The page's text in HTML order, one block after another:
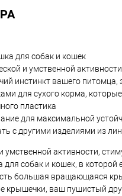
для собак и кошек
и умственной
инстинкт вашего питомца,
для сухого корма,
пластика
для максимальной
с другими изделиями из
умственной активности,
для собак и кошек, в
большая вращающаяся
ваш пушистый